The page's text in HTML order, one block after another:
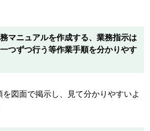
マニュアルを作成する、業務指示は
つずつ行う等作業手順を分かりやす
図面で掲示し、見て分かりやすいよ